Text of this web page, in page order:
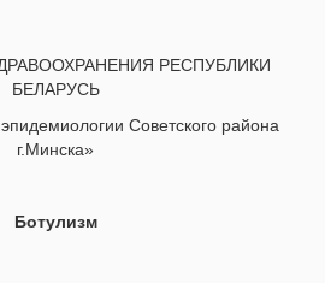
РЕСПУБЛИКИ
БЕЛАРУСЬ
Советского района
г.Минска»
Ботулизм